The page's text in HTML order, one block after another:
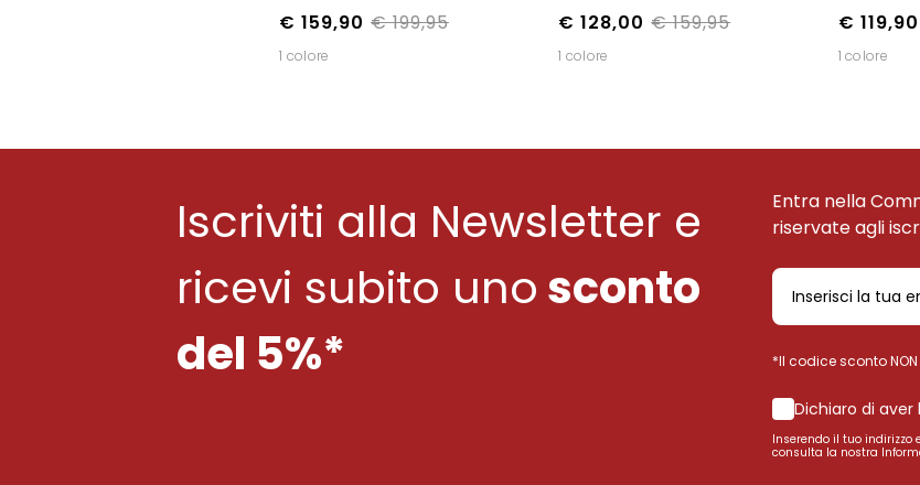
€ 199,95
€ 159,90
1 colore
€ 159,95
€ 128,00
1 colore
€ 119,90
1 colore
Iscriviti alla Newsletter e
ricevi subito unosconto
del 5%*
Entra nella
riservate agli
*Il codice sconto
Dichiaro di
Inserendo il tuo indirizzo
consulta la nostra